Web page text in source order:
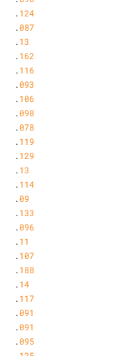
	.
124
	.
087
	.
13
	.
162
	.
116
	.
093
	.
106
	.
098
	.
078
	.
119
	.
129
	.
13
	.
114
	.
09
	.
133
	.
096
	.
11
	.
107
	.
188
	.
14
	.
117
	.
091
	.
091
	.
095